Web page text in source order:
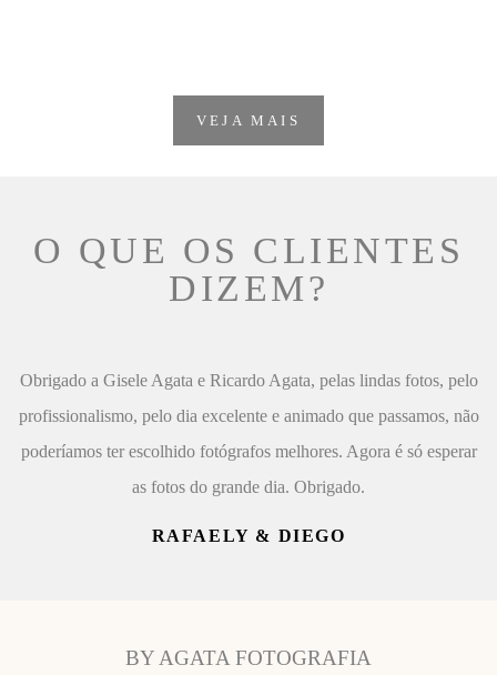
VEJA MAIS
O QUE OS CLIENTES
DIZEM?
Obrigado a Gisele Agata e Ricardo Agata, pelas lindas fotos, pelo
profissionalismo, pelo dia excelente e animado que passamos, não
poderíamos ter escolhido fotógrafos melhores. Agora é só esperar
as fotos do grande dia. Obrigado.
RAFAELY & DIEGO
BY AGATA FOTOGRAFIA